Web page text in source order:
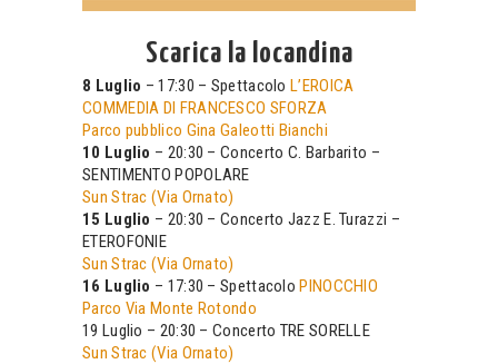
Scarica la locandina
8 Luglio – 17:30 – SpettacoloL’EROICA
COMMEDIA DI FRANCESCO SFORZA
Parco pubblico Gina Galeotti Bianchi
10 Luglio – 20:30 – Concerto C. Barbarito –
SENTIMENTO POPOLARE
Sun Strac (Via Ornato)
15 Luglio – 20:30 – Concerto Jazz E. Turazzi –
ETEROFONIE
Sun Strac (Via Ornato)
16 Luglio – 17:30 – SpettacoloPINOCCHIO
Parco Via Monte Rotondo
19 Luglio – 20:30 – Concerto TRE SORELLE
Sun Strac (Via Ornato)